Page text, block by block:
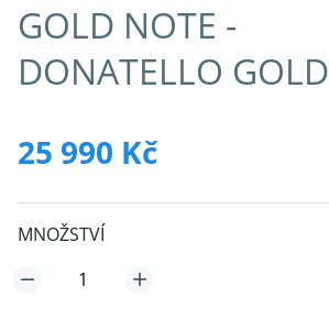
GOLD NOTE -
DONATELLO GOLD
25 990 Kč
MNOŽSTVÍ